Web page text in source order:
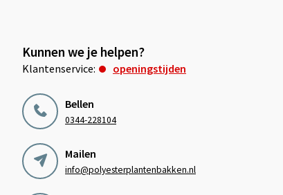
Kunnen we je helpen?
Klantenservice: openingstijden
Bellen
0344-228104
Mailen
info@polyesterplantenbakken.nl